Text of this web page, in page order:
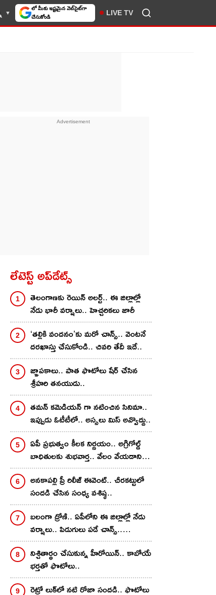
లో మీకు ఇష్టమైన వెబ్‌సైట్‌గా
చేసుకోండి
LIVE TV
లేటెస్ట్ అప్‌డేట్స్
తెలంగాణకు రెయిన్ అలర్ట్.. ఈ జిల్లాల్లో
నేడు భారీ వర్షాలు.. హెచ్చరికలు జారీ
‘తల్లికి వందనం’కు మరో చాన్స్.. వెంటనే
దరఖాస్తు చేసుకోండి.. చివరి తేదీ ఇదే..
జ్ఞాపకాలు.. పాత ఫొటోలు షేర్ చేసిన
శ్రీహరి తనయుడు..
తమన్ కమెడియన్ గా నటించిన సినిమా..
ఇప్పుడు ఓటీటీలో.. అస్సలు మిస్ అవ్వొద్దు..
ఏపీ ప్రభుత్వం కీలక నిర్ణయం.. అగ్రిగోల్డ్
బాధితులకు శుభవార్త.. వేలం వేయడానికి
నిర్ణయం
అనకాపల్లి ప్రీ రిలీజ్ ఈవెంట్.. చీరకట్టులో
సందడి చేసిన సంధ్య వశిష్ఠ..
బలంగా ద్రోణి.. ఏపీలోని ఈ జిల్లాల్లో నేడు
వర్షాలు.. పిడుగులు పడే చాన్స్..
హెచ్చరికలు జారీ
నిశ్చితార్థం చేసుకున్న హీరోయిన్.. కాబోయే
భర్తతో ఫొటోలు..
రెట్రో లుక్‌లో నటి రోజా సందడి.. ఫొటోలు